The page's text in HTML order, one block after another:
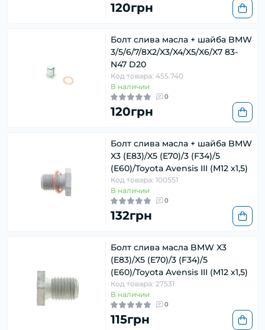
120грн
Болт слива масла + шайба BMW
3/5/6/7/8X2/X3/X4/X5/X6/X7 83-
N47 D20
Код товара: 455.740
В наличии
0
120грн
Болт слива масла + шайба BMW
X3 (E83)/X5 (E70)/3 (F34)/5
(E60)/Toyota Avensis III (M12 x1,5)
Код товара: 100551
В наличии
0
132грн
Болт слива масла BMW X3
(E83)/X5 (E70)/3 (F34)/5
(E60)/Toyota Avensis III (M12 x1,5)
Код товара: 27531
В наличии
0
115грн